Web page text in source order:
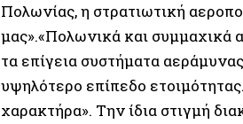
Πολωνίας, η στρατιωτική
μας».«Πολωνικά και συμμαχικά
τα επίγεια συστήματα
υψηλότερο επίπεδο
χαρακτήρα». Την ίδια στιγμή